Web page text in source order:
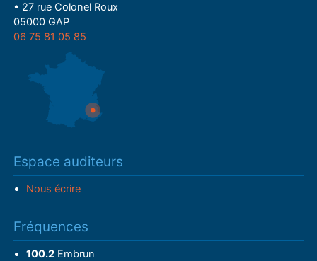
• 27 rue Colonel Roux
05000 GAP
06 75 81 05 85
Espace auditeurs
Nous écrire
Fréquences
100.2Embrun